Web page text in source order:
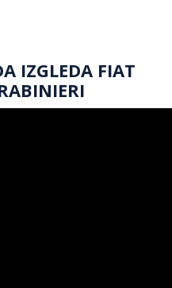
IZGLEDA FIAT